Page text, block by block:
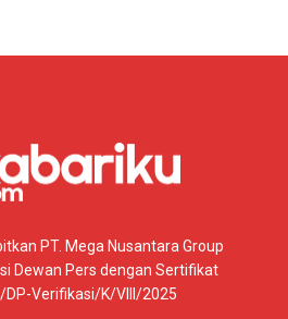
PT. Mega Nusantara Group
Dewan Pers dengan Sertifikat
DP-Verifikasi/K/VIII/2025